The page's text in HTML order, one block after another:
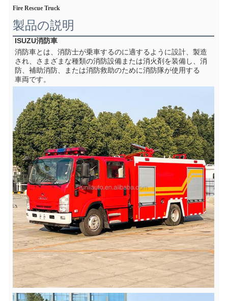
Fire Rescue Truck
製品の説明
ISUZU消防車
消防車とは、消防士が乗車するのに適するように設計、製造
され、さまざまな種類の消防設備または消火剤を装備し、消
防、補助消防、または消防救助のために消防隊が使用する
車両です。